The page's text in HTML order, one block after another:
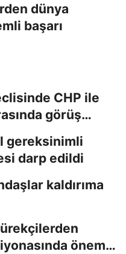
dünya
başarı
CHP ile
görüş
gereksinimli
darp edildi
kaldırıma
önemli